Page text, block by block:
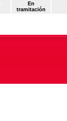
En
tramitación